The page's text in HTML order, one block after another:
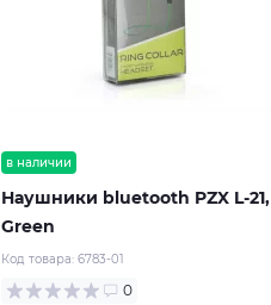
в наличии
Наушники bluetooth PZX L-21,
Green
Код товара: 6783-01
0